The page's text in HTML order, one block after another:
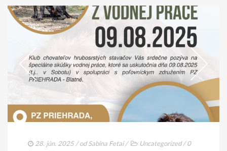
28. jún. 2025 / odSabina Fetai/ Uncategorized/0